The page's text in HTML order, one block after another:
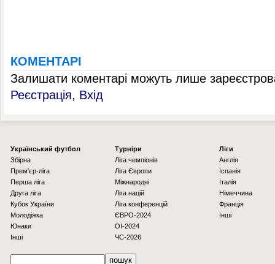
КОМЕНТАРІ
Залишати коментарі можуть лише
Реєстрація, Вхід
Українcький футбол
Збірна
Прем'єр-ліга
Перша ліга
Друга ліга
Кубок України
Молодіжка
Юнаки
Інші
Турніри
Ліга чемпіонів
Ліга Європи
Міжнародні
Ліга націй
Ліга конференцій
ЄВРО-2024
OI-2024
ЧС-2026
Ліги
Англія
Іспанія
Італія
Німеччина
Франція
Інші